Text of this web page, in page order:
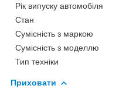
Рік випуску автомобіля
Стан
Сумісність з маркою
Сумісність з моделлю
Тип техніки
Приховати